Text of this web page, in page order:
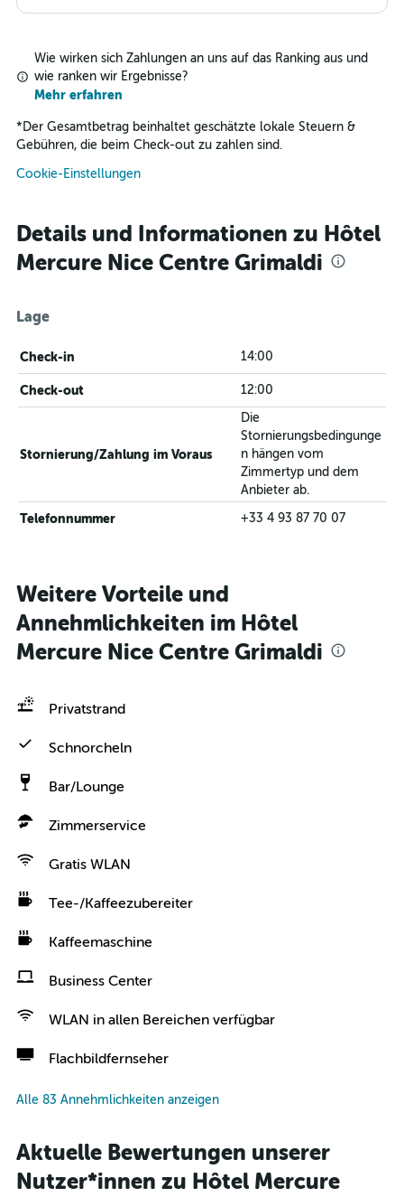
Wie wirken sich Zahlungen an uns auf das Ranking aus und
wie ranken wir Ergebnisse?
Mehr erfahren
* Der Gesamtbetrag beinhaltet geschätzte lokale Steuern &
Gebühren, die beim Check-out zu zahlen sind.
Cookie-Einstellungen
Details und Informationen zu Hôtel
Mercure Nice Centre Grimaldi
Lage
Check-in 14:00
Check-out 12:00
Stornierung/Zahlung im Voraus
Die
Stornierungsbedingunge
n hängen vom
Zimmertyp und dem
Anbieter ab.
Telefonnummer +33 4 93 87 70 07
Weitere Vorteile und
Annehmlichkeiten im Hôtel
Mercure Nice Centre Grimaldi
Privatstrand
Schnorcheln
Bar/Lounge
Zimmerservice
Gratis WLAN
Tee-/Kaffeezubereiter
Kaffeemaschine
Business Center
WLAN in allen Bereichen verfügbar
Flachbildfernseher
Alle 83 Annehmlichkeiten anzeigen
Aktuelle Bewertungen unserer
Nutzer*innen zu Hôtel Mercure